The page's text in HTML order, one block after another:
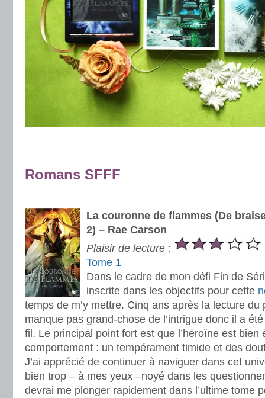
Romans SFFF
La couronne de flammes (De
2) – Rae Carson
Plaisir de lecture :
Tome 1
Dans le cadre de mon défi Fin de
inscrite dans les objectifs pour cette
temps de m’y mettre. Cinq ans après la lecture
manque pas grand-chose de l’intrigue donc il a
fil. Le principal point fort est que l’héroïne est bien
comportement : un tempérament timide et des
J’ai apprécié de continuer à naviguer dans cet
bien trop – à mes yeux –noyé dans les
devrai me plonger rapidement dans l’ultime tome